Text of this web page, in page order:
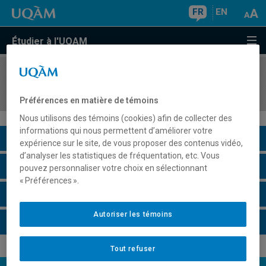
FR EN
Étudier à l'UQAM
COURS//
Description du cours
Horaire - Été 2026
Préférences en matière de témoins
Nous utilisons des témoins (cookies) afin de collecter des
informations qui nous permettent d’améliorer votre
expérience sur le site, de vous proposer des contenus vidéo,
d’analyser les statistiques de fréquentation, etc. Vous
pouvez personnaliser votre choix en sélectionnant
« Préférences ».
Tout refuser
Autoriser les témoins